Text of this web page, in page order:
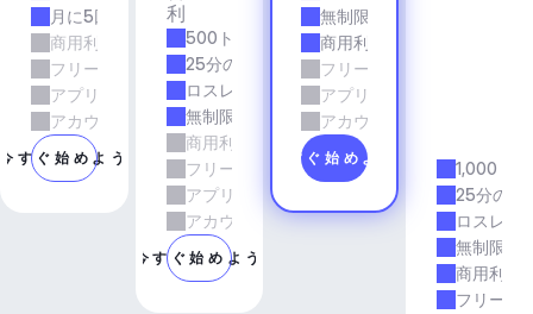
月に5回のダウンロード
商用利用
フリーランスとエージェンシーの仕事
アプリとサービス
アカウントマネージャーのサポート
今すぐ始めよう
利
500トラック/月
25分の所要時間
ロスレス品質
無制限のダウンロード
商用利用
フリーランスとエージェンシーの仕事
アプリとサービス
アカウントマネージャーのサポート
今すぐ始めよう
無制限のダウンロード
商用利用
フリーランスとエージェン
アプリとサービス
アカウントマネージャーの
今すぐ始めよう
1,000ト
25分の所
ロスレス
無制限の
商用利用
フリーラ